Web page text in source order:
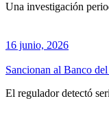
Una investigación
16 junio, 2026
Sancionan al Banco
El regulador detectó